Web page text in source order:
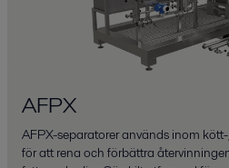
AFPX
AFPX-separatorer används inom
för att rena och förbättra